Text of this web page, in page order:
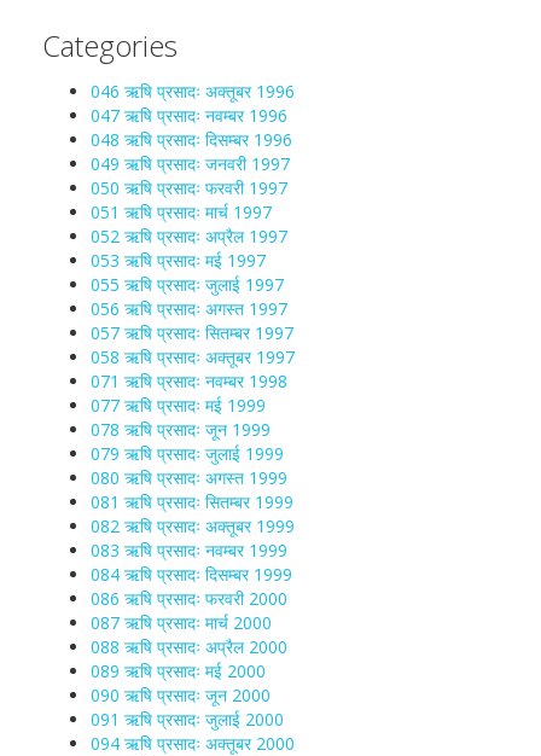
Categories
046 ऋषि प्रसादः अक्तूबर 1996
047 ऋषि प्रसादः नवम्बर 1996
048 ऋषि प्रसादः दिसम्बर 1996
049 ऋषि प्रसादः जनवरी 1997
050 ऋषि प्रसादः फरवरी 1997
051 ऋषि प्रसादः मार्च 1997
052 ऋषि प्रसादः अप्रैल 1997
053 ऋषि प्रसादः मई 1997
055 ऋषि प्रसादः जुलाई 1997
056 ऋषि प्रसादः अगस्त 1997
057 ऋषि प्रसादः सितम्बर 1997
058 ऋषि प्रसादः अक्तूबर 1997
071 ऋषि प्रसादः नवम्बर 1998
077 ऋषि प्रसादः मई 1999
078 ऋषि प्रसादः जून 1999
079 ऋषि प्रसादः जुलाई 1999
080 ऋषि प्रसादः अगस्त 1999
081 ऋषि प्रसादः सितम्बर 1999
082 ऋषि प्रसादः अक्तूबर 1999
083 ऋषि प्रसादः नवम्बर 1999
084 ऋषि प्रसादः दिसम्बर 1999
086 ऋषि प्रसादः फरवरी 2000
087 ऋषि प्रसादः मार्च 2000
088 ऋषि प्रसादः अप्रैल 2000
089 ऋषि प्रसादः मई 2000
090 ऋषि प्रसादः जून 2000
091 ऋषि प्रसादः जुलाई 2000
094 ऋषि प्रसादः अक्तूबर 2000